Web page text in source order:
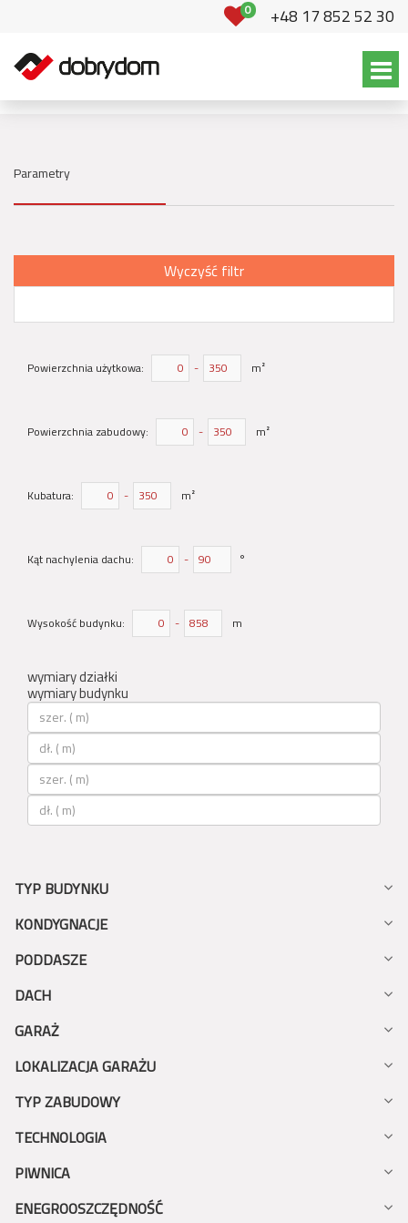
0 +48 17 852 52 30
Parametry
Wyczyść filtr
Powierzchnia użytkowa: - m²
Powierzchnia zabudowy: - m²
Kubatura: - m²
Kąt nachylenia dachu: - °
Wysokość budynku: - m
wymiary działki
wymiary budynku
TYP BUDYNKU
KONDYGNACJE
PODDASZE
DACH
GARAŻ
LOKALIZACJA GARAŻU
TYP ZABUDOWY
TECHNOLOGIA
PIWNICA
ENEGROOSZCZĘDNOŚĆ